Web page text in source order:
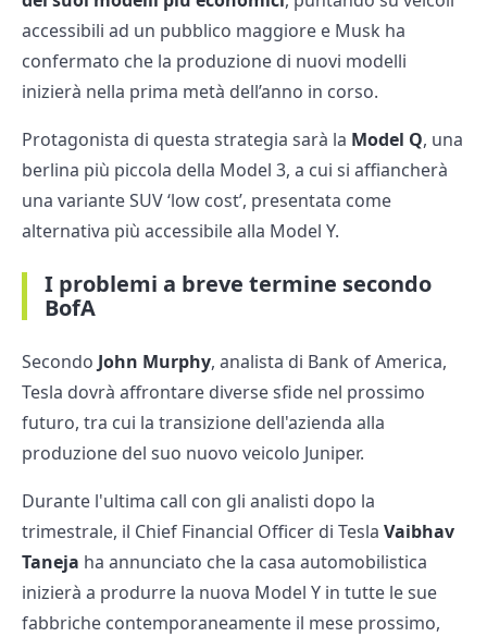
accessibili ad un pubblico maggiore e Musk ha
confermato che la produzione di nuovi modelli
inizierà nella prima metà dell’anno in corso.
Protagonista di questa strategia sarà la Model Q, una
berlina più piccola della Model 3, a cui si affiancherà
una variante SUV ‘low cost’, presentata come
alternativa più accessibile alla Model Y.
I problemi a breve termine secondo
BofA
Secondo John Murphy, analista di Bank of America,
Tesla dovrà affrontare diverse sfide nel prossimo
futuro, tra cui la transizione dell'azienda alla
produzione del suo nuovo veicolo Juniper.
Durante l'ultima call con gli analisti dopo la
trimestrale, il Chief Financial Officer di Tesla Vaibhav
Taneja ha annunciato che la casa automobilistica
inizierà a produrre la nuova Model Y in tutte le sue
fabbriche contemporaneamente il mese prossimo,